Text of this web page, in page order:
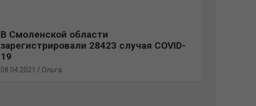
В Смоленской области
зарегистрировали 28423 случая COVID-
19
08.04.2021 Ольга